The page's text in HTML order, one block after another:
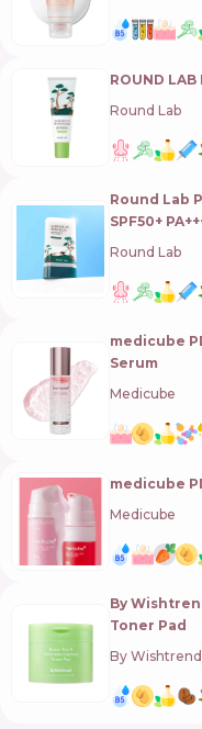
ROUND
Round Lab
Round Lab
SPF50+
Round Lab
medicube
Serum
Medicube
medicube
Medicube
By
Toner Pad
By Wishtrend